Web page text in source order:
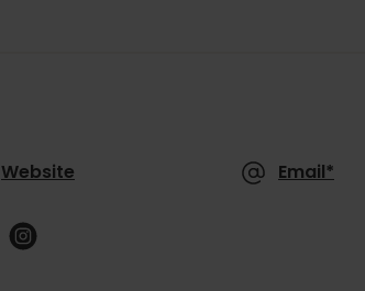
Website Email*